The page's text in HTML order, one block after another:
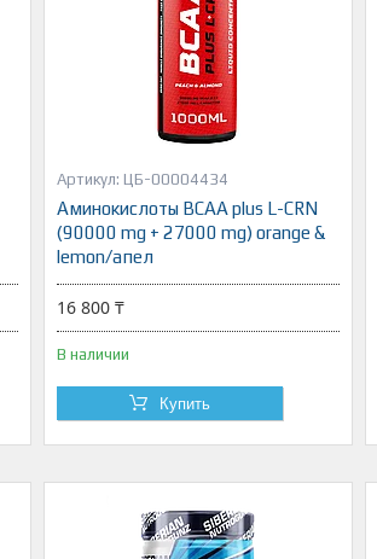
ЦБ-00004434
Аминокислоты BCAA plus L-CRN
(90000 mg + 27000 mg) orange &
lemon/апел
16 800 ₸
В наличии
Купить